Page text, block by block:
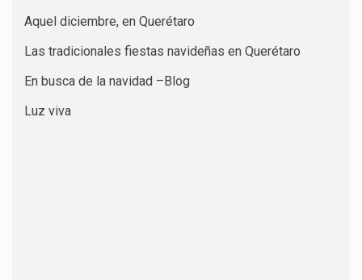
Aquel diciembre, en Querétaro
Las tradicionales fiestas navideñas en Querétaro
En busca de la navidad –Blog
Luz viva